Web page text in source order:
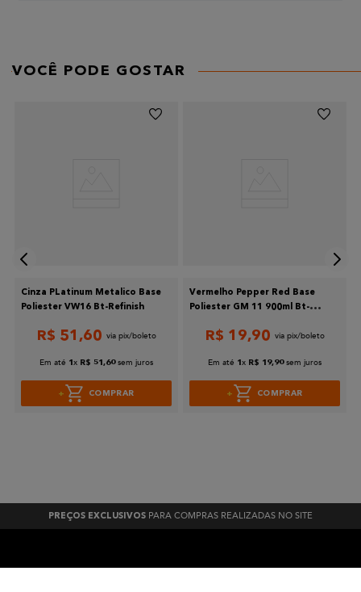
VOCÊ PODE GOSTAR
Cinza PLatinum Metalico Base
Poliester VW16 Bt-Refinish
R$ 51 ,60
Em até 1 x R$ 51 ,60 sem juros
COMPRAR
Vermelho Pepper Red Base
Poliester GM 11 900ml Bt-
R$ 19,90
Em até 1 x R$ 19,90 sem juros
COMPRAR
PREÇOS EXCLUSIVOS PARA COMPRAS REALIZADAS NO SITE